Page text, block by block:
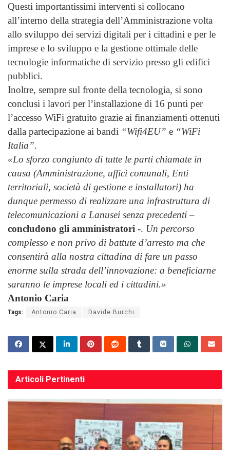
Questi importantissimi interventi si collocano
all’interno della strategia dell’Amministrazione volta
allo sviluppo dei servizi digitali per i cittadini e per le
imprese e lo sviluppo e la gestione ottimale delle
tecnologie informatiche di servizio presso gli edifici
pubblici.
Inoltre, sempre sul fronte della tecnologia, si sono
conclusi i lavori per l’installazione di 16 punti per
l’accesso WiFi gratuito grazie ai finanziamenti ottenuti
dalla partecipazione ai bandi “Wifi4EU” e “WiFi
Italia”.
«Lo sforzo congiunto di tutte le parti chiamate in
causa (Amministrazione, uffici comunali, Enti
territoriali, società di gestione e installatori) ha
dunque permesso di realizzare una infrastruttura di
telecomunicazioni a Lanusei senza precedenti–
concludono gli amministratori -. Un percorso
complesso e non privo di battute d’arresto ma che
consentirà alla nostra cittadina di fare un passo
enorme sulla strada dell’innovazione: a beneficiarne
saranno le imprese locali ed i cittadini.»
Antonio Caria
Tags: Antonio Caria Davide Burchi
Articoli Pertinenti